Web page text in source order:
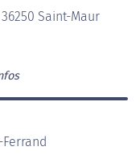
Saint-Maur